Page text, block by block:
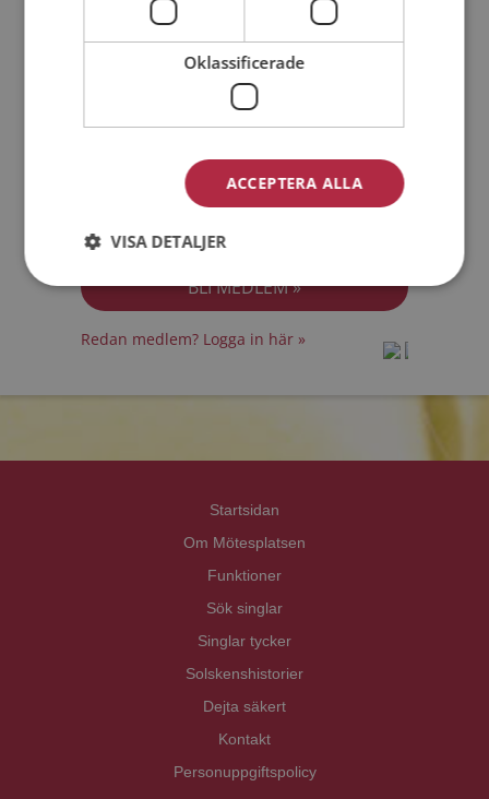
Medlemsvillkoren
Jag accepterarPersonuppgiftspolicyn
Redan medlem? Logga in här »
Startsidan
Om Mötesplatsen
Funktioner
Sök singlar
Singlar tycker
Solskenshistorier
Dejta säkert
Kontakt
Personuppgiftspolicy
Oklassificerade
ACCEPTERA ALLA
VISA DETALJER